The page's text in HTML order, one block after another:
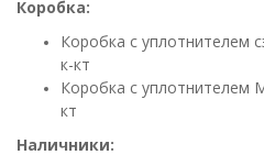
Коробка:
Коробка с уплотнителем
к-кт
Коробка с уплотнителем
кт
Наличники: